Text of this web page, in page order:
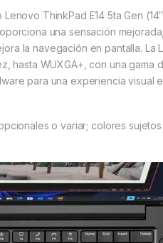
ThinkPad E14 5ta Gen
una sensación
la navegación en pantalla. La
hasta WUXGA+, con una gama
para una experiencia visual
o variar; colores